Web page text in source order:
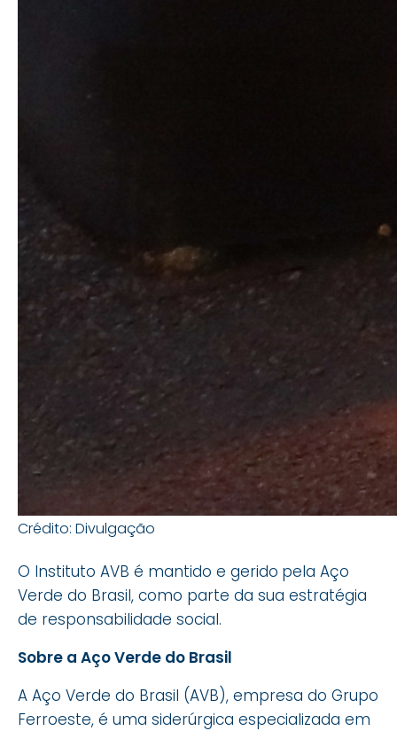
Crédito: Divulgação
O Instituto AVB é mantido e gerido pela Aço
Verde do Brasil, como parte da sua estratégia
de responsabilidade social.
Sobre a Aço Verde do Brasil
A Aço Verde do Brasil (AVB), empresa do Grupo
Ferroeste, é uma siderúrgica especializada em